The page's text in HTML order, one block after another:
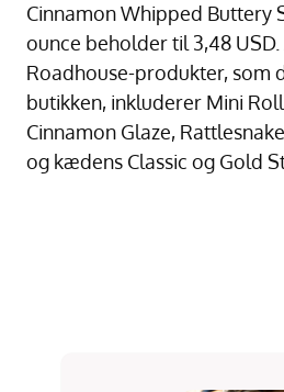
Cinnamon Whipped Buttery
ounce beholder til 3,48 USD.
Roadhouse-produkter, som
butikken, inkluderer Mini
Cinnamon Glaze,
og kædens Classic og Gold